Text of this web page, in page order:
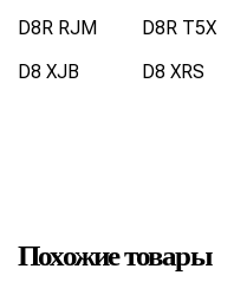
D8R RJM
D8R T5X
D8 XJB
D8 XRS
Похожие товары